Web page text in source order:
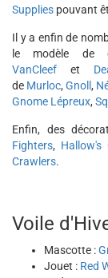
Supplies pouvant
Il y a enfin de
le modèle de
VanCleef et
de Murloc, Gnoll ,
Gnome Lépreux,
Enfin, des
Fighters, Hallow's
Crawlers.
Voile
Mascotte :
Jouet : Red